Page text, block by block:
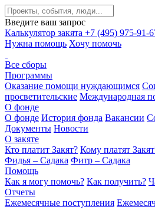
Введите ваш запрос
Калькулятор закята +7 (495) 975-91-
Нужна помощь Хочу помочь
Все сборы
Программы
Оказание помощи нуждающимся
просветительские Международная
О фонде
О фонде История фонда Вакансии
Документы Новости
О закяте
Кто платит Закят? Кому платят
Фидья – Садака Фитр – Садака
Помощь
Как я могу помочь? Как получить?
Отчеты
Ежемесячные поступления